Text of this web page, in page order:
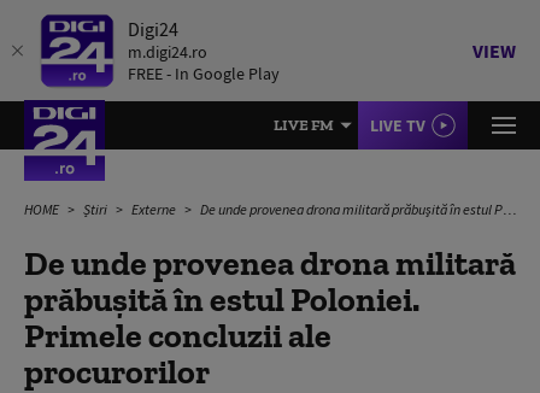
Digi24
m.digi24.ro
FREE - In Google Play
VIEW
LIVE FM LIVE TV
HOME Știri Externe De unde provenea drona militară prăbuşită în estul Poloniei. Primele concluzii ale procurorilor
De unde provenea drona militară
prăbuşită în estul Poloniei.
Primele concluzii ale
procurorilor